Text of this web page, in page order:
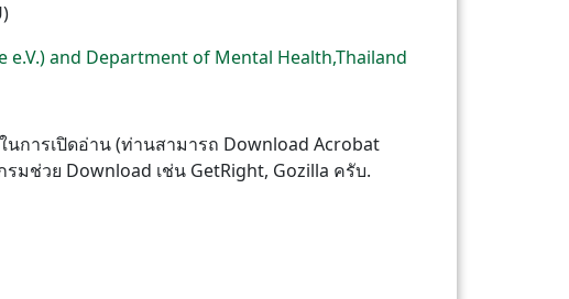
and Department of Mental Health,Thailand
นการเปิดอ่าน (ท่านสามารถ Download Acrobat
ช่วย Download เช่น GetRight, Gozilla ครับ.